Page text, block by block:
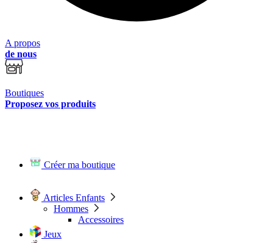
A propos
de nous
Boutiques
Proposez vos produits
Créer ma boutique
Articles Enfants
Hommes
Accessoires
Jeux